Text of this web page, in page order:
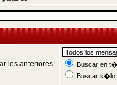
los anteriores:
Buscar en
Buscar s�lo